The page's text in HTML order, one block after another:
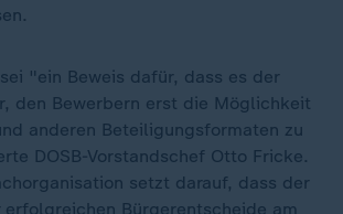
"ein Beweis dafür, dass es der
den Bewerbern erst die Möglichkeit
anderen Beteiligungsformaten zu
DOSB-Vorstandschef Otto Fricke.
setzt darauf, dass der
erfolgreichen Bürgerentscheide am